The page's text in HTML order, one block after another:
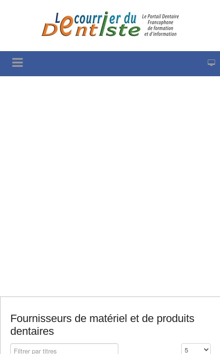
Fournisseurs de matériel et de produits
dentaires
Filtrer par titres Affichage #